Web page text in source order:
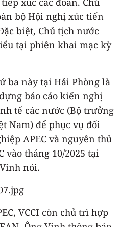
bộ Hội nghị xúc tiến
biệt, Chủ tịch nước
tại phiên khai mạc kỳ
ba này tại Hải Phòng là
báo cáo kiến nghị
tế các nước (Bộ trưởng
Nam) để phục vụ đối
APEC và nguyên thủ
vào tháng 10/2025 tại
nói.
VCCI còn chủ trì hợp